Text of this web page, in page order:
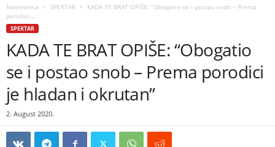
Naslovnica SPEKTAR
KADA TE BRAT OPIŠE: “Obogatio se i postao snob – Prema
porodici...
SPEKTAR
KADA TE BRAT OPIŠE: “Obogatio
se i postao snob – Prema porodici
je hladan i okrutan”
2. August 2020.